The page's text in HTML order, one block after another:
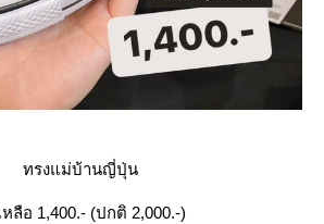
ทรงแม่บ้านญี่ปุ่น
หลือ 1,400.- (ปกติ 2,000.-)